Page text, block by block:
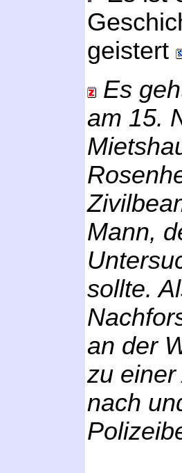
geistert
Es
am 15.
Mann,
sollte.
an der
zu
nach